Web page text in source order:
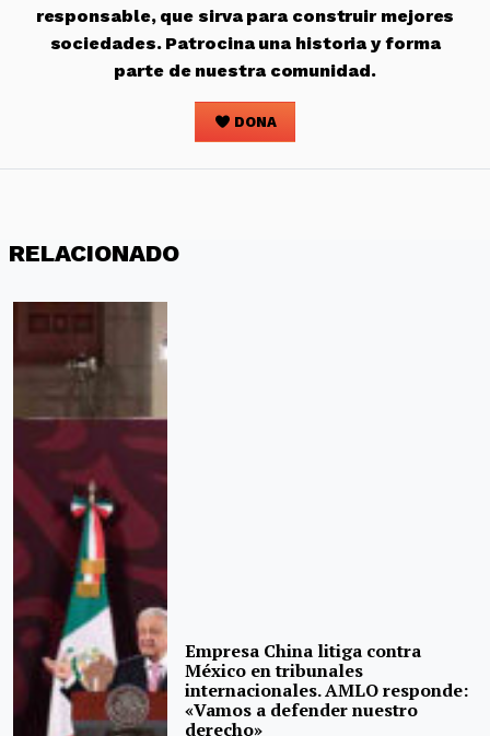
responsable, que sirva para construir mejores
sociedades. Patrocina una historia y forma
parte de nuestra comunidad.
DONA
RELACIONADO
Empresa China litiga contra
México en tribunales
internacionales. AMLO responde:
«Vamos a defender nuestro
derecho»